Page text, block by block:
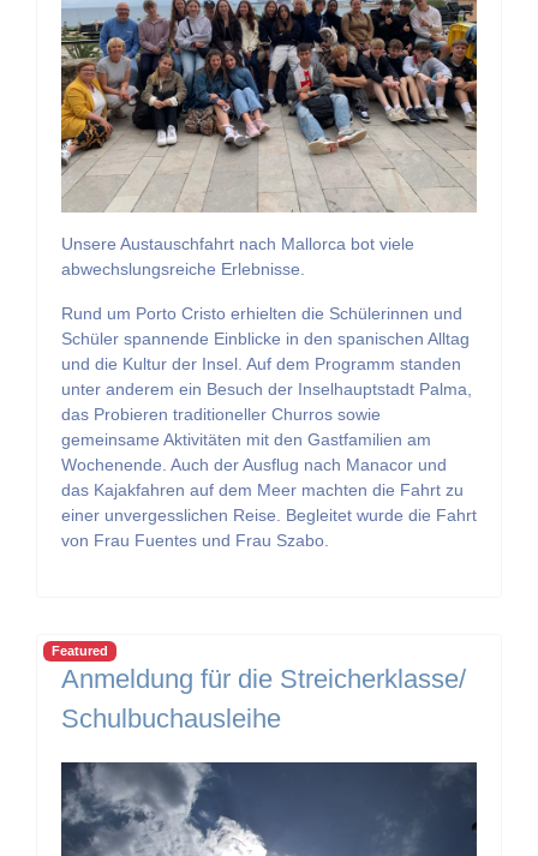
Unsere Austauschfahrt nach Mallorca bot viele
abwechslungsreiche Erlebnisse.
Rund um Porto Cristo erhielten die Schülerinnen und
Schüler spannende Einblicke in den spanischen Alltag
und die Kultur der Insel. Auf dem Programm standen
unter anderem ein Besuch der Inselhauptstadt Palma,
das Probieren traditioneller Churros sowie
gemeinsame Aktivitäten mit den Gastfamilien am
Wochenende. Auch der Ausflug nach Manacor und
das Kajakfahren auf dem Meer machten die Fahrt zu
einer unvergesslichen Reise. Begleitet wurde die Fahrt
von Frau Fuentes und Frau Szabo.
Featured
Anmeldung für die Streicherklasse/
Schulbuchausleihe